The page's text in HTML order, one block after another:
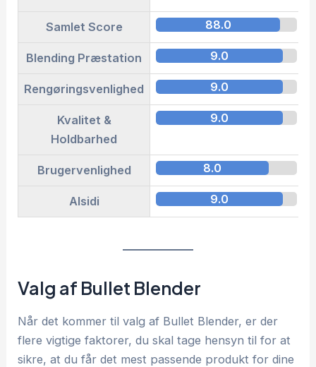
Samlet Score 88.0
Blending Præstation 9.0
Rengøringsvenlighed 9.0
Kvalitet &
Holdbarhed
9.0
Brugervenlighed 8.0
Alsidi 9.0
Valg af Bullet Blender
Når det kommer til valg af Bullet Blender, er der
flere vigtige faktorer, du skal tage hensyn til for at
sikre, at du får det mest passende produkt for dine